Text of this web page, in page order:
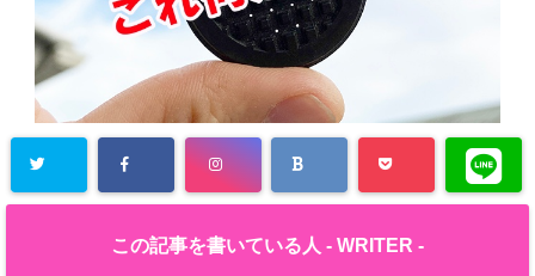
この記事を書いている人 - WRITER -